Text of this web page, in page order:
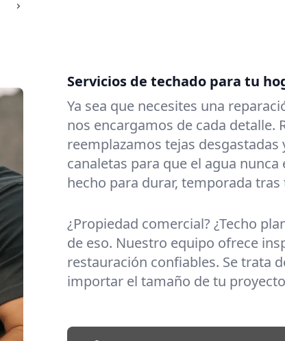
Servicios de techado para tu
Ya sea que necesites una
nos encargamos de cada detalle.
reemplazamos tejas
canaletas para que el agua
hecho para durar, temporada
¿Propiedad comercial? ¿Techo
de eso. Nuestro equipo ofrece
restauración confiables. Se trata
importar el tamaño de tu proyecto